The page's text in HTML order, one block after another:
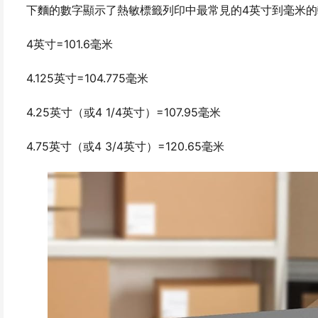
下麵的數字顯示了熱敏標籤列印中最常見的4英寸到毫米
4英寸=101.6毫米
4.125英寸=104.775毫米
4.25英寸（或4 1/4英寸）=107.95毫米
4.75英寸（或4 3/4英寸）=120.65毫米